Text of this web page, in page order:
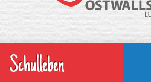
Schulleben